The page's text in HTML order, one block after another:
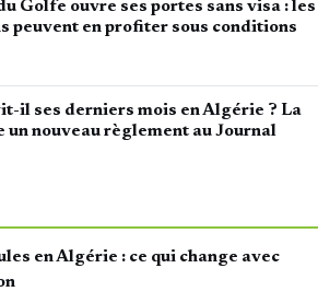
Golfe ouvre ses portes sans visa : les
peuvent en profiter sous conditions
il ses derniers mois en Algérie ? La
un nouveau règlement au Journal
en Algérie : ce qui change avec